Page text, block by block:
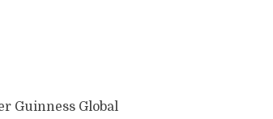
Guinness Global